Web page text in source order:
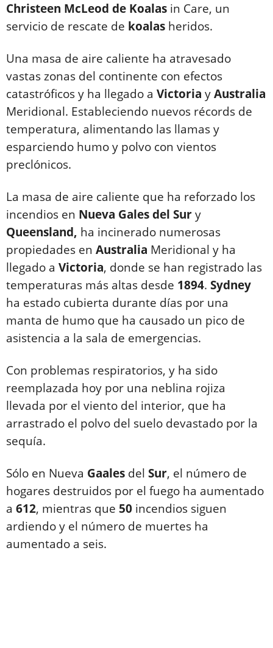
Christeen McLeod de Koalas in Care, un
servicio de rescate de koalas heridos.
Una masa de aire caliente ha atravesado
vastas zonas del continente con efectos
catastróficos y ha llegado a Victoria yAustralia
Meridional. Estableciendo nuevos récords de
temperatura, alimentando las llamas y
esparciendo humo y polvo con vientos
preclónicos.
La masa de aire caliente que ha reforzado los
incendios en Nueva Gales del Sury
Queensland, ha incinerado numerosas
propiedades en Australia Meridional y ha
llegado a Victoria, donde se han registrado las
temperaturas más altas desde 1894. Sydney
ha estado cubierta durante días por una
manta de humo que ha causado un pico de
asistencia a la sala de emergencias.
Con problemas respiratorios, y ha sido
reemplazada hoy por una neblina rojiza
llevada por el viento del interior, que ha
arrastrado el polvo del suelo devastado por la
sequía.
Sólo en Nueva Gaales del Sur, el número de
hogares destruidos por el fuego ha aumentado
a 612, mientras que 50 incendios siguen
ardiendo y el número de muertes ha
aumentado a seis.